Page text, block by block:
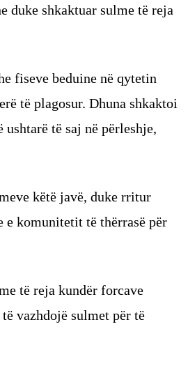
duke shkaktuar sulme të reja
fiseve beduine në qytetin
të plagosur. Dhuna shkaktoi
të saj në përleshje,
këtë javë, duke rritur
e komunitetit të thërrasë për
të reja kundër forcave
vazhdojë sulmet për të